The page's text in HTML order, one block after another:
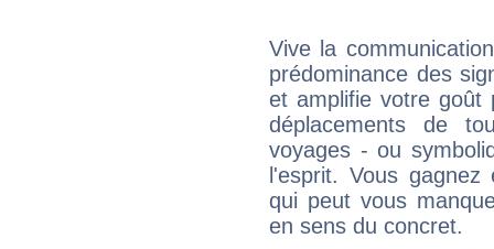
Vive la
prédominance des
et amplifie votre goût
déplacements de
voyages - ou
l'esprit. Vous
qui peut vous
en sens du concret.